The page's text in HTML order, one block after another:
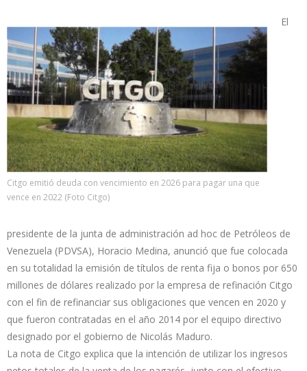
Citgo emitió deuda con vencimiento en 2026 para pagar una que
vence en 2022 (Foto Citgo)
El
presidente de la junta de administración ad hoc de Petróleos de
Venezuela (PDVSA), Horacio Medina, anunció que fue colocada
en su totalidad la emisión de títulos de renta fija o bonos por 650
millones de dólares realizado por la empresa de refinación Citgo
con el fin de refinanciar sus obligaciones que vencen en 2020 y
que fueron contratadas en el año 2014 por el equipo directivo
designado por el gobierno de Nicolás Maduro.
La nota de Citgo explica que la intención de utilizar los ingresos